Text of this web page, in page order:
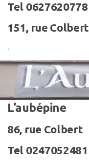
Tel 0627620778
151, rue Colbert
.
L’aubépine
86, rue Colbert
Tel 0247052481